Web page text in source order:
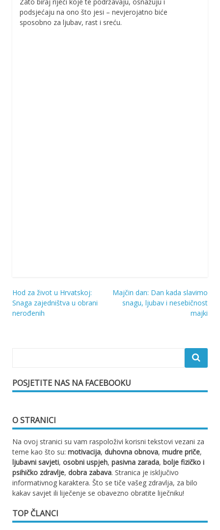
podsjećaju na ono što jesi – nevjerojatno biće
sposobno za ljubav, rast i sreću.
Navigacija
objava
Hod za život u Hrvatskoj:
Snaga zajedništva u obrani
nerođenih
Majčin dan: Dan kada slavimo
snagu, ljubav i nesebičnost
majki
POSJETITE NAS NA FACEBOOKU
O STRANICI
Na ovoj stranici su vam raspoloživi korisni tekstovi vezani za
teme kao što su: motivacija, duhovna obnova, mudre priče,
ljubavni savjeti, osobni uspjeh, pasivna zarada, bolje fizičko i
psihičko zdravlje, dobra zabava. Stranica je isključivo
informativnog karaktera. Što se tiče vašeg zdravlja, za bilo
kakav savjet ili liječenje se obavezno obratite liječniku!
TOP ČLANCI